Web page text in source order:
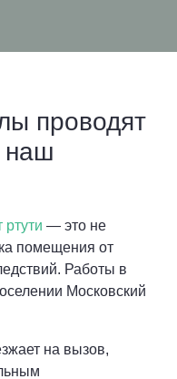
проводят
наш
— это не
помещения от
Работы в
Московский
на вызов,